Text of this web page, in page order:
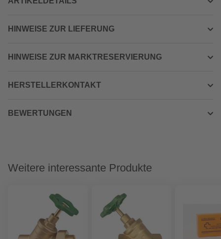
HINWEISE ZUR LIEFERUNG
HINWEISE ZUR MARKTRESERVIERUNG
HERSTELLERKONTAKT
BEWERTUNGEN
Weitere interessante Produkte